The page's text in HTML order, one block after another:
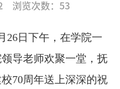
浏览次数： 53
26日下午，在学院一
导老师欢聚一堂，抚
70周年送上深深的祝